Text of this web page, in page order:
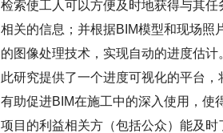
检索使工人可以方便及时地获得与其任
相关的信息；并根据BIM模型和现场照
的图像处理技术，实现自动的进度估计
此研究提供了一个进度可视化的平台，
有助促进BIM在施工中的深入使用，使
项目的利益相关方（包括公众）能及时